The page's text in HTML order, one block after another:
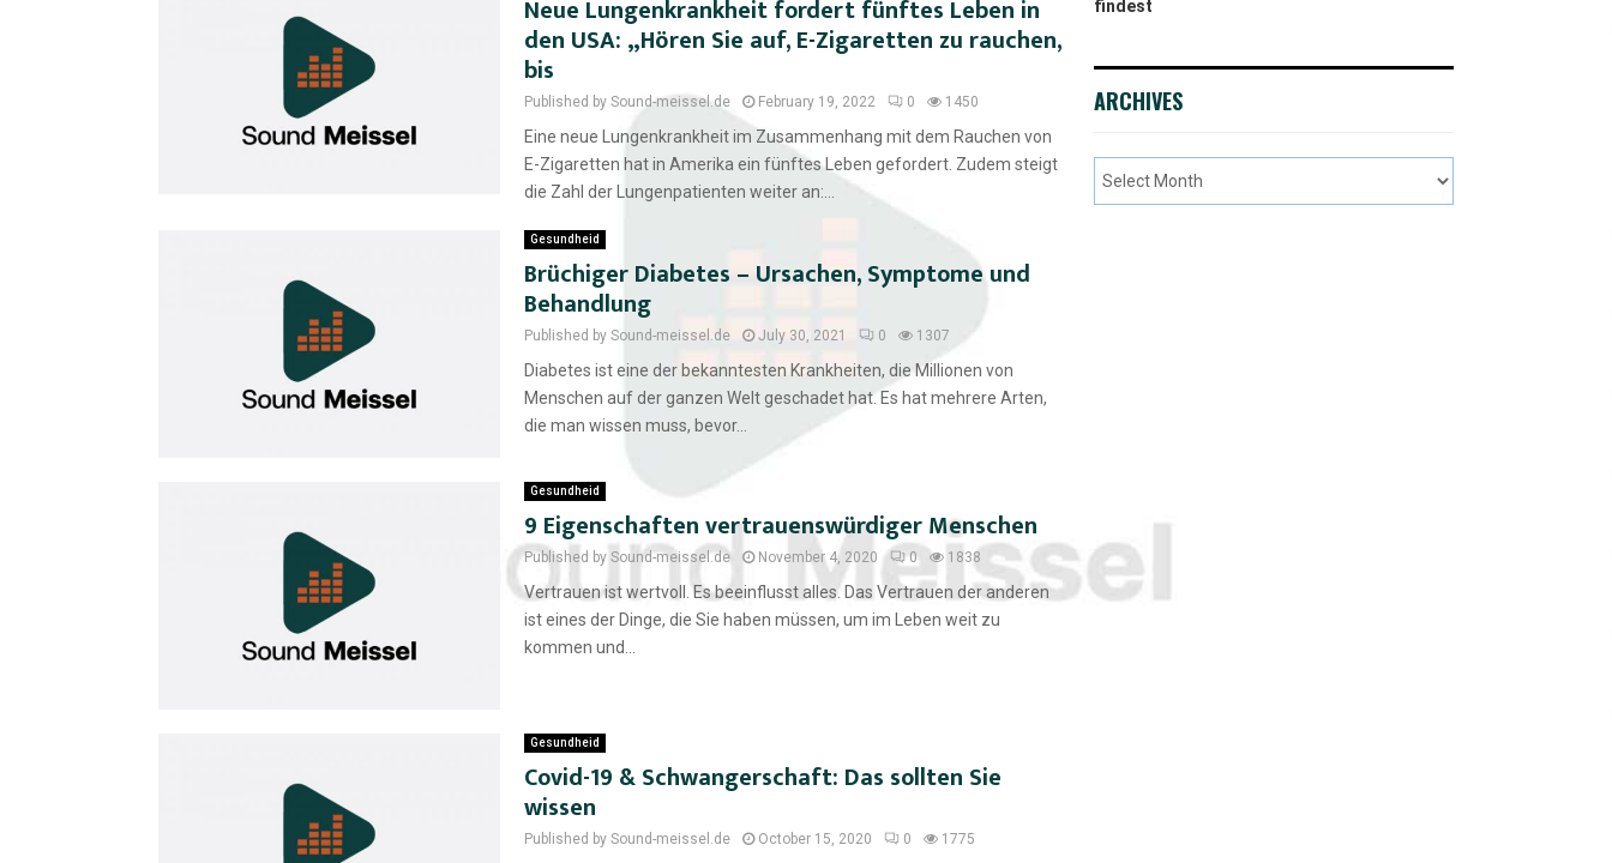
Neue Lungenkrankheit fordert fünftes Leben in
den USA: „Hören Sie auf, E-Zigaretten zu rauchen,
bis
Published by Sound-meissel.de February 19, 2022 0 1450
Eine neue Lungenkrankheit im Zusammenhang mit dem Rauchen von
E-Zigaretten hat in Amerika ein fünftes Leben gefordert. Zudem steigt
die Zahl der Lungenpatienten weiter an:...
Gesundheid
Brüchiger Diabetes – Ursachen, Symptome und
Behandlung
Published by Sound-meissel.de July 30, 2021 0 1307
Diabetes ist eine der bekanntesten Krankheiten, die Millionen von
Menschen auf der ganzen Welt geschadet hat. Es hat mehrere Arten,
die man wissen muss, bevor...
Gesundheid
9 Eigenschaften vertrauenswürdiger Menschen
Published by Sound-meissel.de November 4, 2020 0 1838
Vertrauen ist wertvoll. Es beeinflusst alles. Das Vertrauen der anderen
ist eines der Dinge, die Sie haben müssen, um im Leben weit zu
kommen und...
Gesundheid
Covid-19 & Schwangerschaft: Das sollten Sie
wissen
Published by Sound-meissel.de October 15, 2020 0 1775
findest
ARCHIVES